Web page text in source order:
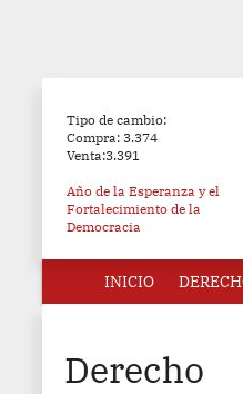
Tipo de cambio:
Compra: 3.374
Venta:3.391
Año de la Esperanza y el
Fortalecimiento de la
Democracia
INICIO
Derecho